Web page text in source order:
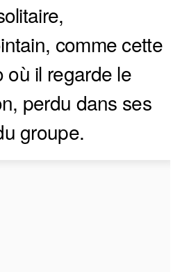
comme cette
il regarde le
perdu dans ses
groupe.